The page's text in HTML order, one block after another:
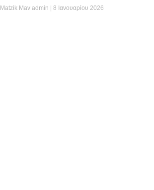
Matzik Mav admin 8 Ιανουαρίου 2026